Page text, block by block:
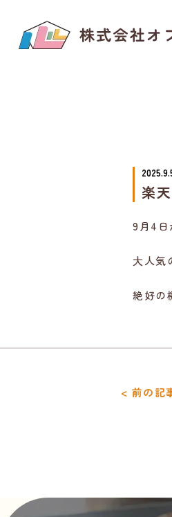
楽
9月4日
大人気
絶好の
< 前の記